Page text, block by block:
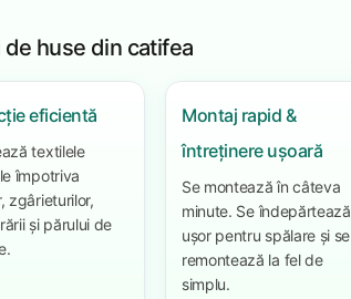
huse din catifea
eficientă
textilele
împotriva
zgârieturilor,
și părului de
Montaj rapid &
întreținere ușoară
Se montează în câteva
minute. Se îndepărtează
ușor pentru spălare și se
remontează la fel de
simplu.